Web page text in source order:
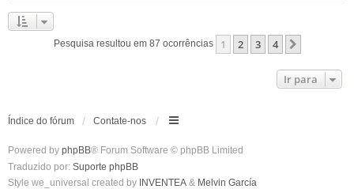
Pesquisa resultou em 87 ocorrências 1 2 3 4
Ir para
Índice do fórum Contate-nos
Powered by phpBB® Forum Software © phpBB Limited
Traduzido por: Suporte phpBB
Style we_universal created by INVENTEA & Melvin García